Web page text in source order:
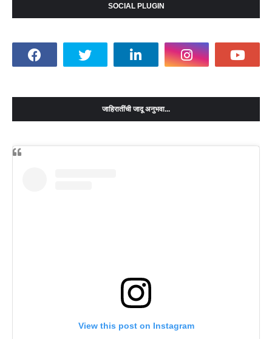
SOCIAL PLUGIN
जाहिरातींची जादू अनुभवा...
View this post on Instagram